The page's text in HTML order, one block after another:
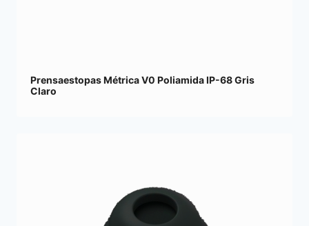
Prensaestopas Métrica V0 Poliamida IP-68 Gris
Claro